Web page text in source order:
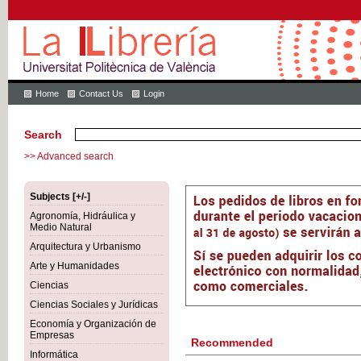
Home Contact Us Login
Search
>> Advanced search
Subjects [+/-]
Agronomía, Hidráulica y
Medio Natural
Arquitectura y Urbanismo
Arte y Humanidades
Ciencias
Ciencias Sociales y Jurídicas
Economía y Organización de
Empresas
Informática
Recommended